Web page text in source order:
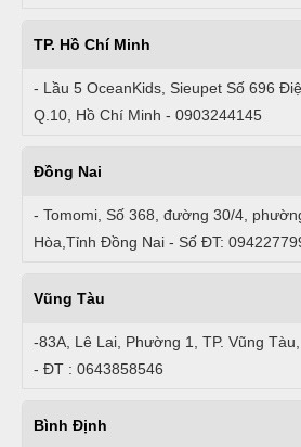
TP. Hồ Chí Minh
- Lầu 5 OceanKids, Sieupet Số 696
Q.10, Hồ Chí Minh - 0903244145
Đồng Nai
- Tomomi, Số 368, đường 30/4,
Hòa,Tỉnh Đồng Nai - Số ĐT:
Vũng Tàu
-83A, Lê Lai, Phường 1, TP. Vũng
- ĐT : 0643858546
Bình Định